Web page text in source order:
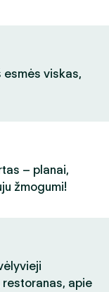
esmės viskas,
– planai,
žmogumi!
apie